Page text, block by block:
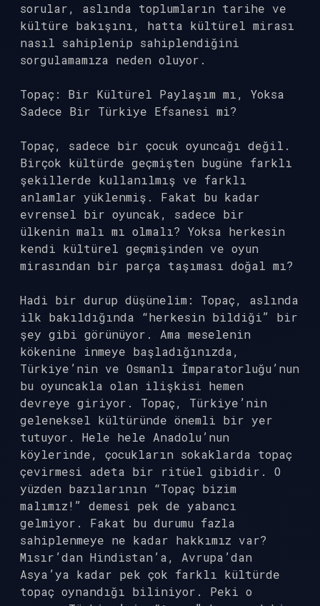
sorular, aslında toplumların tarihe ve
kültüre bakışını, hatta kültürel mirası
nasıl sahiplenip sahiplendiğini
sorgulamamıza neden oluyor.
Topaç: Bir Kültürel Paylaşım mı, Yoksa
Sadece Bir Türkiye Efsanesi mi?
Topaç, sadece bir çocuk oyuncağı değil.
Birçok kültürde geçmişten bugüne farklı
şekillerde kullanılmış ve farklı
anlamlar yüklenmiş. Fakat bu kadar
evrensel bir oyuncak, sadece bir
ülkenin malı mı olmalı? Yoksa herkesin
kendi kültürel geçmişinden ve oyun
mirasından bir parça taşıması doğal mı?
Hadi bir durup düşünelim: Topaç, aslında
ilk bakıldığında “herkesin bildiği” bir
şey gibi görünüyor. Ama meselenin
kökenine inmeye başladığınızda,
Türkiye’nin ve Osmanlı İmparatorluğu’nun
bu oyuncakla olan ilişkisi hemen
devreye giriyor. Topaç, Türkiye’nin
geleneksel kültüründe önemli bir yer
tutuyor. Hele hele Anadolu’nun
köylerinde, çocukların sokaklarda topaç
çevirmesi adeta bir ritüel gibidir. O
yüzden bazılarının “Topaç bizim
malımız!” demesi pek de yabancı
gelmiyor. Fakat bu durumu fazla
sahiplenmeye ne kadar hakkımız var?
Mısır’dan Hindistan’a, Avrupa’dan
Asya’ya kadar pek çok farklı kültürde
topaç oynandığı biliniyor. Peki o